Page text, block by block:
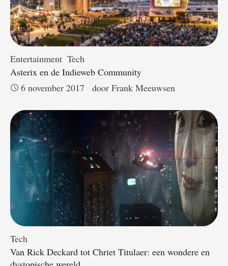
Entertainment Tech
Asterix en de Indieweb Community
6 november 2017
door Frank Meeuwsen
Tech
Van Rick Deckard tot Chriet Titulaer: een wondere en